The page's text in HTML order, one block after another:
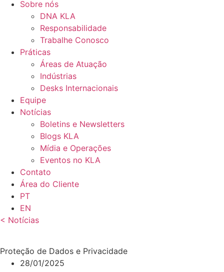
Sobre nós
DNA KLA
Responsabilidade
Trabalhe Conosco
Práticas
Áreas de Atuação
Indústrias
Desks Internacionais
Equipe
Notícias
Boletins e Newsletters
Blogs KLA
Mídia e Operações
Eventos no KLA
Contato
Área do Cliente
PT
EN
< Notícias
Proteção de Dados e Privacidade
28/01/2025